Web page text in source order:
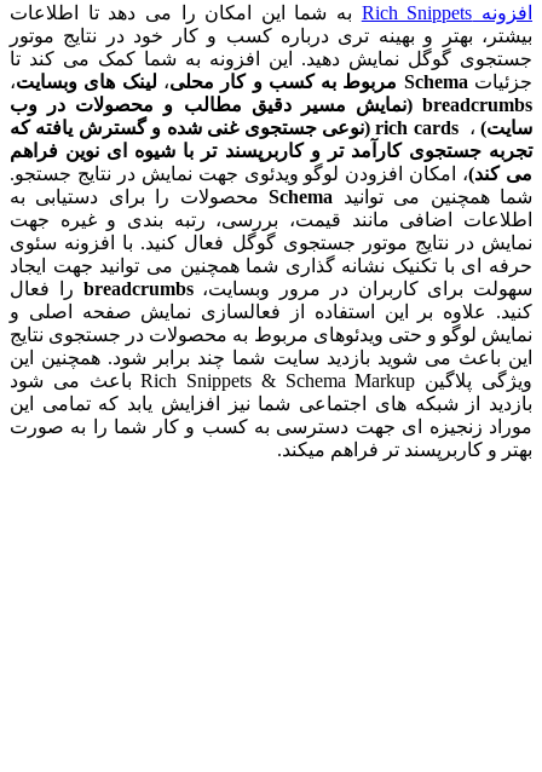
افزونه Rich Snippets
به شما این امکان را می دهد تا اطلاعات
بیشتر، بهتر و بهینه تری درباره کسب و کار خود در نتایج موتور
جستجوی گوگل نمایش دهید. این افزونه به شما کمک می کند تا
جزئیات Schema مربوط به کسب و کار محلی، لینک های وبسایت،
breadcrumbs (نمایش مسیر دقیق مطالب و محصولات در وب
سایت)،rich cards (نوعی جستجوی غنی شده و گسترش یافته که
تجربه جستجوی کارآمد تر و کاربرپسند تر با شیوه ای نوین فراهم
می کند)، امکان افزودن لوگو ویدئوی جهت نمایش در نتایج جستجو.
شما همچنین می توانید Schemaمحصولات را برای دستیابی به
اطلاعات اضافی مانند قیمت، بررسی، رتبه بندی و غیره جهت
نمایش در نتایج موتور جستجوی گوگل فعال کنید. با افزونه سئوی
حرفه ای با تکنیک نشانه گذاری شما همچنین می توانید جهت ایجاد
سهولت برای کاربران در مرور وبسایت،breadcrumbs را فعال
کنید. علاوه بر این استفاده از فعالسازی نمایش صفحه اصلی و
نمایش لوگو و حتی ویدئوهای مربوط به محصولات در جستجوی نتایج
این باعث می شوید بازدید سایت شما چند برابر شود. همچنین این
ویژگی پلاگین Rich Snippets & Schema Markup باعث می شود
بازدید از شبکه های اجتماعی شما نیز افزایش یابد که تمامی این
موراد زنجیزه ای جهت دسترسی به کسب و کار شما را به صورت
بهتر و کاربرپسند تر فراهم میکند.